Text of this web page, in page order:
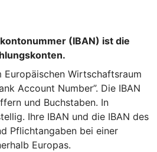
(IBAN) ist die
Wirtschaftsraum
Account Number”. Die IBAN
und Buchstaben. In
Ihre IBAN und die IBAN des
Pflichtangaben bei einer
Europas.